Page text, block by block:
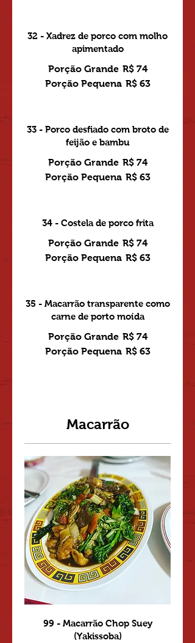
32 - Xadrez de porco com molho
apimentado
Porção Grande R$ 74
Porção Pequena R$ 63
33 - Porco desfiado com broto de
feijão e bambu
Porção Grande R$ 74
Porção Pequena R$ 63
34 - Costela de porco frita
Porção Grande R$ 74
Porção Pequena R$ 63
35 - Macarrão transparente como
carne de porto moída
Porção Grande R$ 74
Porção Pequena R$ 63
Macarrão
99 - Macarrão Chop Suey
(Yakissoba)